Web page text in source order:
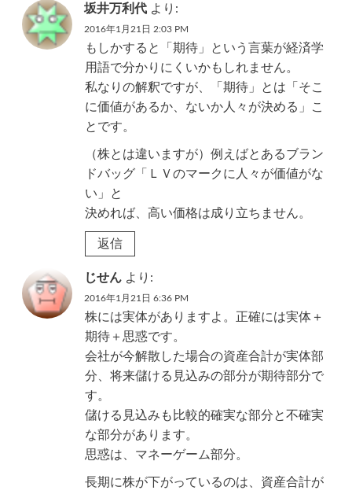
坂井万利代 より:
2016年1月21日 2:03 PM
もしかすると「期待」という言葉が経済学
用語で分かりにくいかもしれません。
私なりの解釈ですが、「期待」とは「そこ
に価値があるか、ないか人々が決める」こ
とです。
（株とは違いますが）例えばとあるブラン
ドバッグ「ＬＶのマークに人々が価値がな
い」と
決めれば、高い価格は成り立ちません。
返信
じせん より:
2016年1月21日 6:36 PM
株には実体がありますよ。正確には実体＋
期待＋思惑です。
会社が今解散した場合の資産合計が実体部
分、将来儲ける見込みの部分が期待部分で
す。
儲ける見込みも比較的確実な部分と不確実
な部分があります。
思惑は、マネーゲーム部分。
長期に株が下がっているのは、資産合計が